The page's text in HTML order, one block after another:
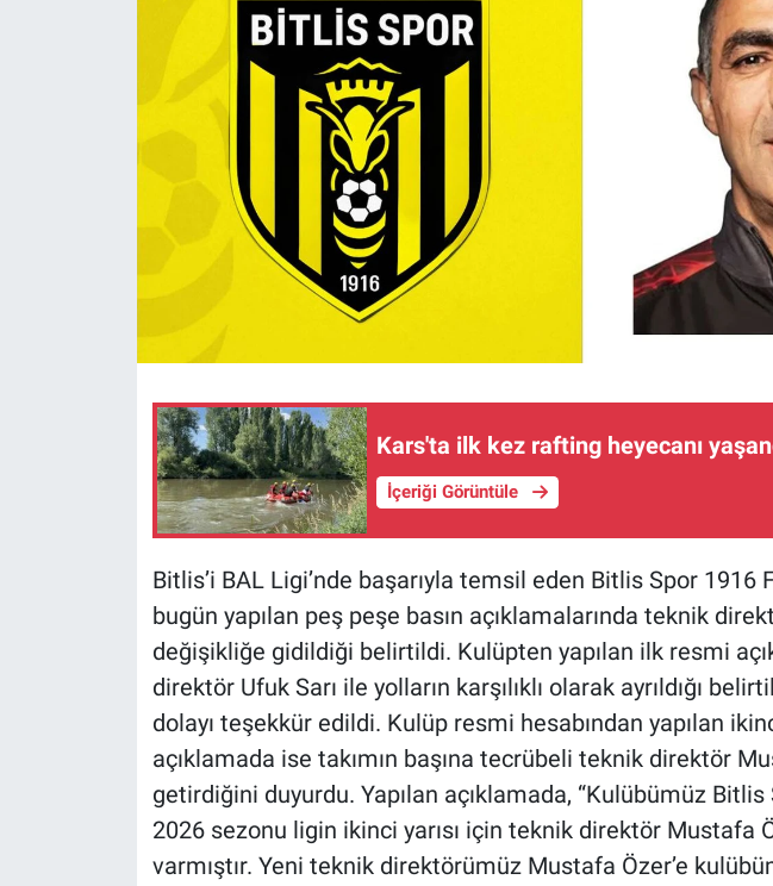
Kars'ta ilk kez rafting heyecanı
İçeriği Görüntüle
Bitlis’i BAL Ligi’nde başarıyla temsil eden Bitlis Spor 1916
bugün yapılan peş peşe basın açıklamalarında teknik
değişikliğe gidildiği belirtildi. Kulüpten yapılan ilk resmi
direktör Ufuk Sarı ile yolların karşılıklı olarak ayrıldığı
dolayı teşekkür edildi. Kulüp resmi hesabından yapılan
açıklamada ise takımın başına tecrübeli teknik direktör
getirdiğini duyurdu. Yapılan açıklamada, “Kulübümüz Bitlis
2026 sezonu ligin ikinci yarısı için teknik direktör Mustafa
varmıştır. Yeni teknik direktörümüz Mustafa Özer’e